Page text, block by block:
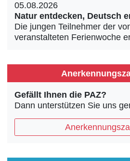
05.08.2026
Natur entdecken, Deutsch
Die jungen Teilnehmer der
veranstalteten Ferienwoche
Gefällt Ihnen die PAZ?
Dann unterstützen Sie uns